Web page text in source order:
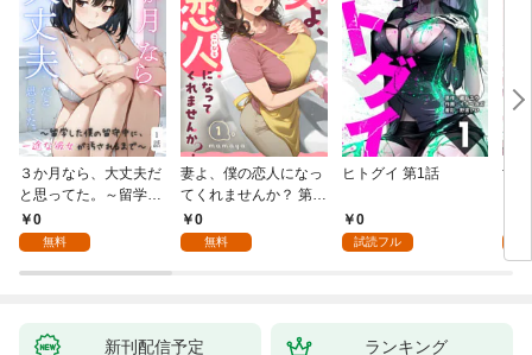
３か月なら、大丈夫だ
と思ってた。～留学し
た僕の留守中に、一途
な彼女が汚されるまで
0
無料
妻よ、僕の恋人になっ
てくれませんか？ 第1
話0
無料
ヒトグイ 第1話
0
試読フル
世
新刊配信予定 ランキング